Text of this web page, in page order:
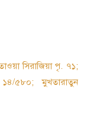
সিরাজিয়া পৃ. ৭১;
১৪/৫৮০; মুখতারাতুন